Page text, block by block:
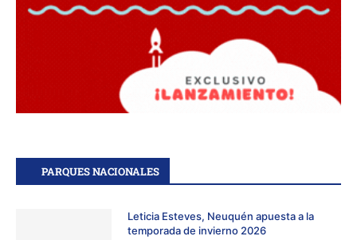
PARQUES NACIONALES
Leticia Esteves, Neuquén apuesta a la
temporada de invierno 2026